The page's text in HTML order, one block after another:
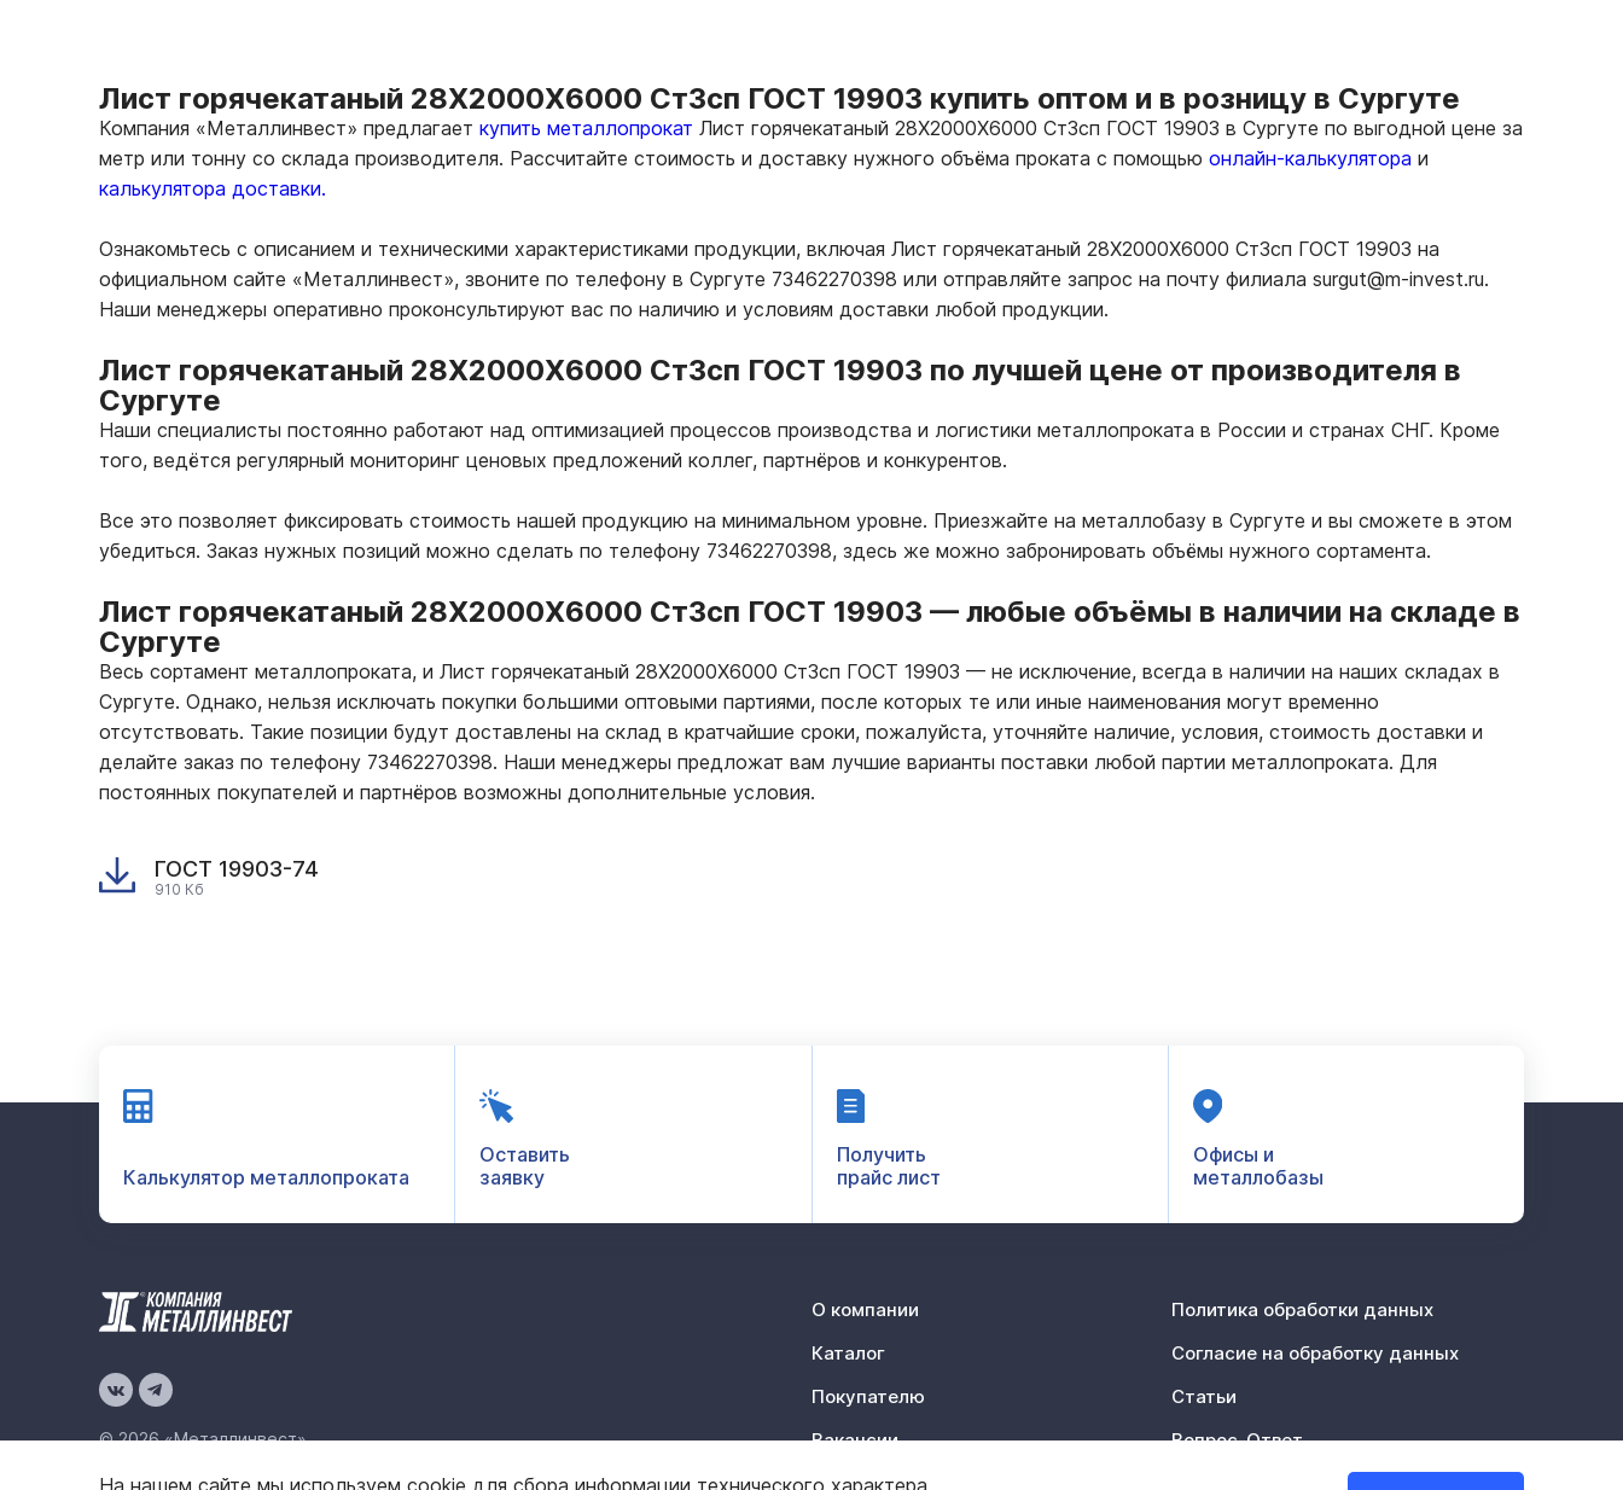
Лист горячекатаный 28Х2000Х6000 Ст3сп ГОСТ 19903 купить оптом и в розницу в Сургуте
Компания «Металлинвест» предлагает купить металлопрокат Лист горячекатаный 28Х2000Х6000 Ст3сп ГОСТ 19903 в Сургуте по выгодной цене за
метр или тонну со склада производителя. Рассчитайте стоимость и доставку нужного объёма проката с помощью онлайн-калькулятора и
калькулятора доставки.
Ознакомьтесь с описанием и техническими характеристиками продукции, включая Лист горячекатаный 28Х2000Х6000 Ст3сп ГОСТ 19903 на
официальном сайте «Металлинвест», звоните по телефону в Сургуте 73462270398 или отправляйте запрос на почту филиала surgut@m-invest.ru.
Наши менеджеры оперативно проконсультируют вас по наличию и условиям доставки любой продукции.
Лист горячекатаный 28Х2000Х6000 Ст3сп ГОСТ 19903 по лучшей цене от производителя в
Сургуте
Наши специалисты постоянно работают над оптимизацией процессов производства и логистики металлопроката в России и странах СНГ. Кроме
того, ведётся регулярный мониторинг ценовых предложений коллег, партнёров и конкурентов.
Все это позволяет фиксировать стоимость нашей продукцию на минимальном уровне. Приезжайте на металлобазу в Сургуте и вы сможете в этом
убедиться. Заказ нужных позиций можно сделать по телефону 73462270398, здесь же можно забронировать объёмы нужного сортамента.
Лист горячекатаный 28Х2000Х6000 Ст3сп ГОСТ 19903 — любые объёмы в наличии на складе в
Сургуте
Весь сортамент металлопроката, и Лист горячекатаный 28Х2000Х6000 Ст3сп ГОСТ 19903 — не исключение, всегда в наличии на наших складах в
Сургуте. Однако, нельзя исключать покупки большими оптовыми партиями, после которых те или иные наименования могут временно
отсутствовать. Такие позиции будут доставлены на склад в кратчайшие сроки, пожалуйста, уточняйте наличие, условия, стоимость доставки и
делайте заказ по телефону 73462270398. Наши менеджеры предложат вам лучшие варианты поставки любой партии металлопроката. Для
постоянных покупателей и партнёров возможны дополнительные условия.
ГОСТ 19903-74
910 Кб
Калькулятор металлопроката
Оставить
заявку
Получить
прайс лист
Офисы и
металлобазы
© 2026 «Металлинвест»
О компании
Каталог
Покупателю
Вакансии
Контакты
Политика обработки данных
Согласие на обработку данных
Статьи
Вопрос-Ответ
На нашем сайте мы используем cookie для сбора информации технического характера.